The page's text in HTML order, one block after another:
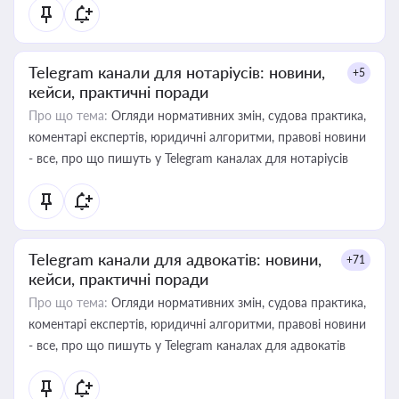
Telegram канали для нотаріусів: новини,
кейси, практичні поради
+5
Про що тема: Огляди нормативних змін, судова практика,
коментарі експертів, юридичні алгоритми, правові новини
- все, про що пишуть у Telegram каналах для нотаріусів
Telegram канали для адвокатів: новини,
кейси, практичні поради
+71
Про що тема: Огляди нормативних змін, судова практика,
коментарі експертів, юридичні алгоритми, правові новини
- все, про що пишуть у Telegram каналах для адвокатів